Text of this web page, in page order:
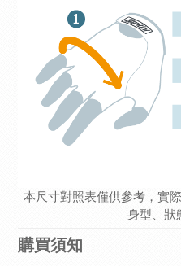
本尺寸對照表僅供參考，實
身型、狀
購買須知